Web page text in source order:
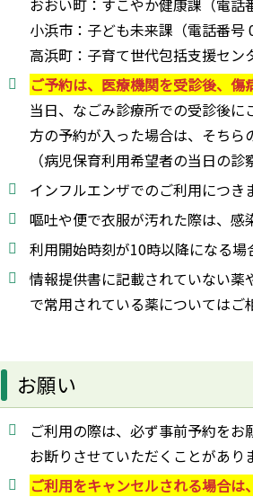
おおい町：すこやか健康課（電話
小浜市：子ども未来課（電話番号
高浜町：子育て世代包括支援セ
ご予約は、医療機関を受診後、
当日、なごみ診療所での受診後
方の予約が入った場合は、そち
（病児保育利用希望者の当日の
インフルエンザでのご利用につき
嘔吐や便で衣服が汚れた際は、
利用開始時刻が10時以降になる
情報提供書に記載されていない
で常用されている薬についてはご
お願い
ご利用の際は、必ず事前予約を
お断りさせていただくことがあり
ご利用をキャンセルされる場合